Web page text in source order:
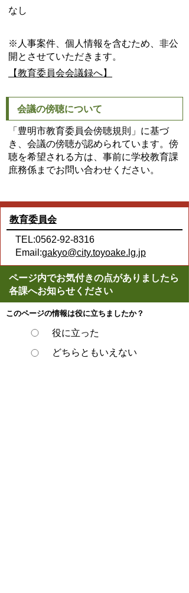
なし
※人事案件、個人情報を含むため、非公
開とさせていただきます。
【教育委員会会議録へ】
会議の傍聴について
「豊明市教育委員会傍聴規則」に基づ
き、会議の傍聴が認められています。傍
聴を希望される方は、事前に学校教育課
庶務係までお問い合わせください。
教育委員会
TEL:0562-92-8316
Email:gakyo@city.toyoake.lg.jp
ページ内でお気付きの点がありましたら
各課へお知らせください
このページの情報は役に立ちましたか？
役に立った
どちらともいえない